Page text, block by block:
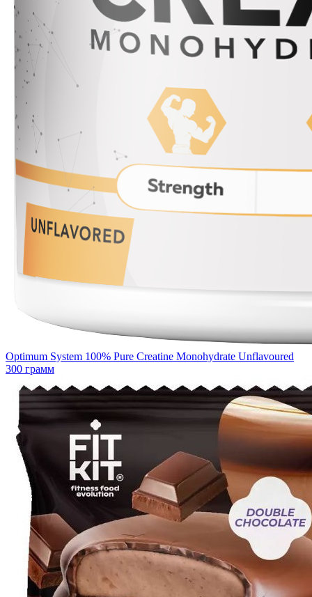
Optimum System 100% Pure Creatine Monohydrate Unflavoured
300 грамм